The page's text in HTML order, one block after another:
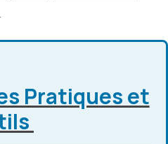
Pratiques et